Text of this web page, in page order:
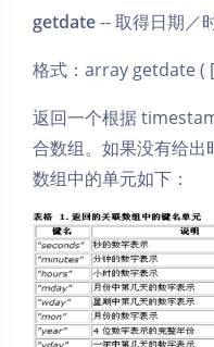
getdate-- 取得日期／
格式：array getdate
返回一个根据
合数组。如果没有给出
数组中的单元如下：